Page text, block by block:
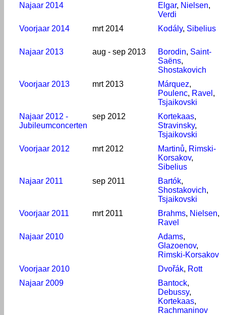
Najaar 2014
Elgar, Nielsen,
Verdi
Voorjaar 2014
mrt 2014 Kodály, Sibelius
Najaar 2013 aug - sep 2013 Borodin, Saint-
Saëns,
Shostakovich
Voorjaar 2013
mrt 2013 Márquez,
Poulenc, Ravel ,
Tsjaikovski
Najaar 2012 -
Jubileumconcerten
sep 2012 Kortekaas,
Stravinsky,
Tsjaikovski
Voorjaar 2012
mrt 2012 Martinů, Rimski-
Korsakov,
Sibelius
Najaar 2011
sep 2011 Bartók,
Shostakovich,
Tsjaikovski
Voorjaar 2011
mrt 2011 Brahms, Nielsen,
Ravel
Najaar 2010
Adams,
Glazoenov,
Rimski-Korsakov
Voorjaar 2010
Dvořák, Rott
Najaar 2009
Bantock,
Debussy,
Kortekaas,
Rachmaninov